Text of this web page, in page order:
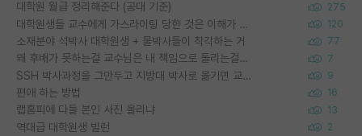
대학원 월급 정리해준다 (공대 기준) 275
대학원생들 교수에게 가스라이팅 당한 것은 이해가 갑니다. 안타깝네요. 120
소재분야 석박사 대학원생 + 물박사들이 착각하는 거 77
왜 후배가 못하는걸 교수님은 내 책임으로 돌리는걸까요? 7
SSH 박사과정을 그만두고 지방대 박사로 옮기면 교수의 꿈은 끝일까요? 9
편애 하는 방법 16
랩홈피에 다들 본인 사진 올리냐 13
역대급 대학원생 빌런 2